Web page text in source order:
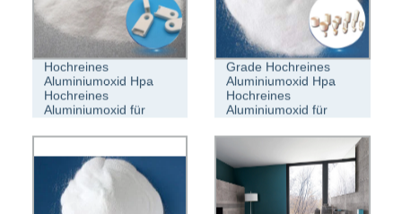
Hochreines
Aluminiumoxid Hpa
Hochreines
Aluminiumoxid für
Advanced Ceramics
Grade Hochreines
Aluminiumoxid Hpa
Hochreines
Aluminiumoxid für